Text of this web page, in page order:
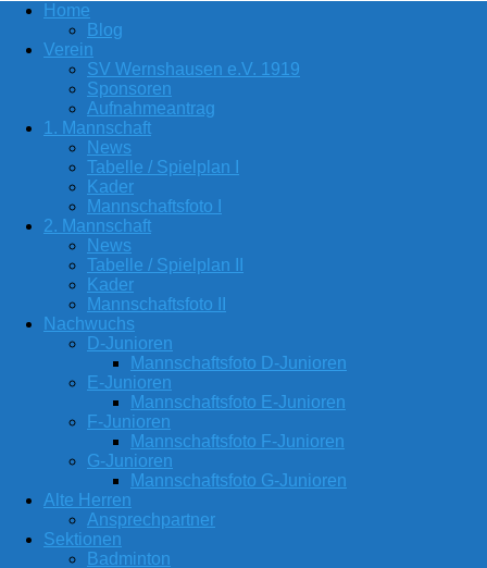
Home
Blog
Verein
SV Wernshausen e.V. 1919
Sponsoren
Aufnahmeantrag
1. Mannschaft
News
Tabelle / Spielplan I
Kader
Mannschaftsfoto I
2. Mannschaft
News
Tabelle / Spielplan II
Kader
Mannschaftsfoto II
Nachwuchs
D-Junioren
Mannschaftsfoto D-Junioren
E-Junioren
Mannschaftsfoto E-Junioren
F-Junioren
Mannschaftsfoto F-Junioren
G-Junioren
Mannschaftsfoto G-Junioren
Alte Herren
Ansprechpartner
Sektionen
Badminton